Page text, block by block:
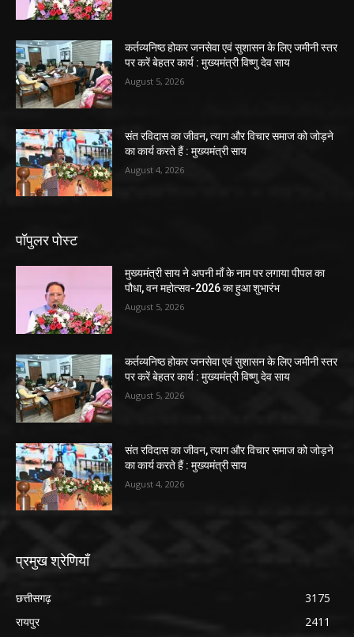
कर्तव्यनिष्ठ होकर जनसेवा एवं सुशासन के लिए जमीनी स्तर
पर करें बेहतर कार्य : मुख्यमंत्री विष्णु देव साय
August 5, 2026
संत रविदास का जीवन, त्याग और विचार समाज को जोड़ने
का कार्य करते हैं : मुख्यमंत्री साय
August 4, 2026
पॉपुलर पोस्ट
मुख्यमंत्री साय ने अपनी माँ के नाम पर लगाया पीपल का
पौधा, वन महोत्सव-2026 का हुआ शुभारंभ
August 5, 2026
कर्तव्यनिष्ठ होकर जनसेवा एवं सुशासन के लिए जमीनी स्तर
पर करें बेहतर कार्य : मुख्यमंत्री विष्णु देव साय
August 5, 2026
संत रविदास का जीवन, त्याग और विचार समाज को जोड़ने
का कार्य करते हैं : मुख्यमंत्री साय
August 4, 2026
प्रमुख श्रेणियाँ
छत्तीसगढ़
3175
रायपुर
2411